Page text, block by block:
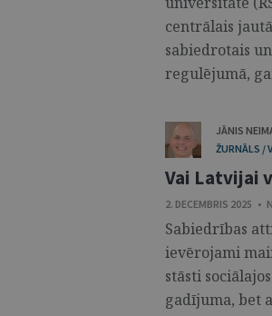
centrālais
sabiedrotais
regulējumā,
JĀNIS
ŽURNĀLS /
Vai Latvijai
2. DECEMBRIS 2025 •
Sabiedrības
ievērojami
stāsti
gadījuma, bet